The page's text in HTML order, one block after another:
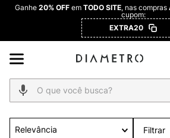
Ganhe 20% OFFem TODO SITE, nas compras
cupom:
EXTRA20
O que você busca?
Relevância Filtrar